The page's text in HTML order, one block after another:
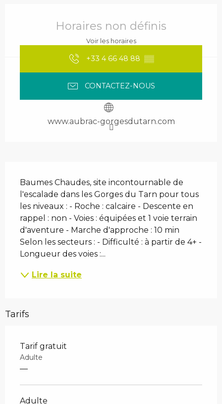
Horaires non définis
Voir les horaires
+33 4 66 48 88 ▒▒
CONTACTEZ-NOUS
www.aubrac-gorgesdutarn.com
Baumes Chaudes, site incontournable de
l'escalade dans les Gorges du Tarn pour tous
les niveaux : - Roche : calcaire - Descente en
rappel : non - Voies : équipées et 1 voie terrain
d'aventure - Marche d'approche : 10 min
Selon les secteurs : - Difficulté : à partir de 4+ -
Longueur des voies :...
Lire la suite
Tarifs
Tarif gratuit
Adulte
—
Adulte